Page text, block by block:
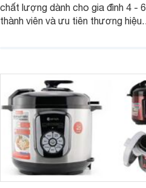
chất lượng dành cho gia đình 4 - 6
thành viên và ưu tiên thương hiệu